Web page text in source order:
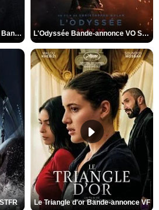
Spider-Man: Brand New Day Bande-annonce VO STFR L'Odyssée Bande-annonce VO STFR
Le Triangle d'or Bande-annonce VF